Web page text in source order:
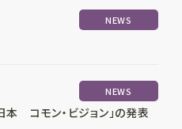
NEWS
NEWS
本 コモン・ビジョン」の発表